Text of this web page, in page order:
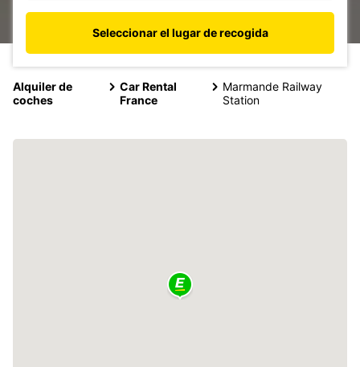
Seleccionar el lugar de recogida
Alquiler de
coches
Car Rental
France
Marmande Railway
Station